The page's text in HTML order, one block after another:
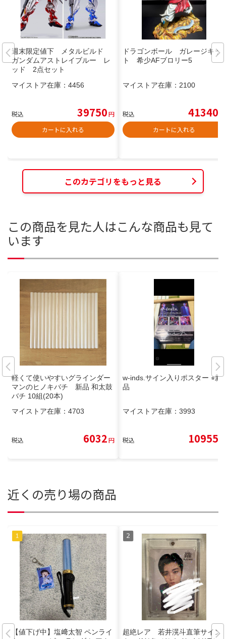
週末限定値下 メタルビルド
ガンダムアストレイブルー レ
ッド 2点セット
マイストア在庫： 4456
税込 39750円
カートに入れる
ドラゴンボール ガレージキッ
ト 希少AFブロリー5
マイストア在庫： 2100
税込 41340
カートに入れる
このカテゴリをもっと見る
この商品を見た人はこんな商品も見て
います
軽くて使いやすいグラインダー
マンのヒノキバチ 新品 和太鼓
バチ 10組(20本)
マイストア在庫： 4703
税込 6032円
w-inds.サイン入りポスター ⭐︎新
品
マイストア在庫： 3993
税込 10955
近くの売り場の商品
【値下げ中】塩﨑太智 ペンライ
超絶レア 若井滉斗直筆サイン